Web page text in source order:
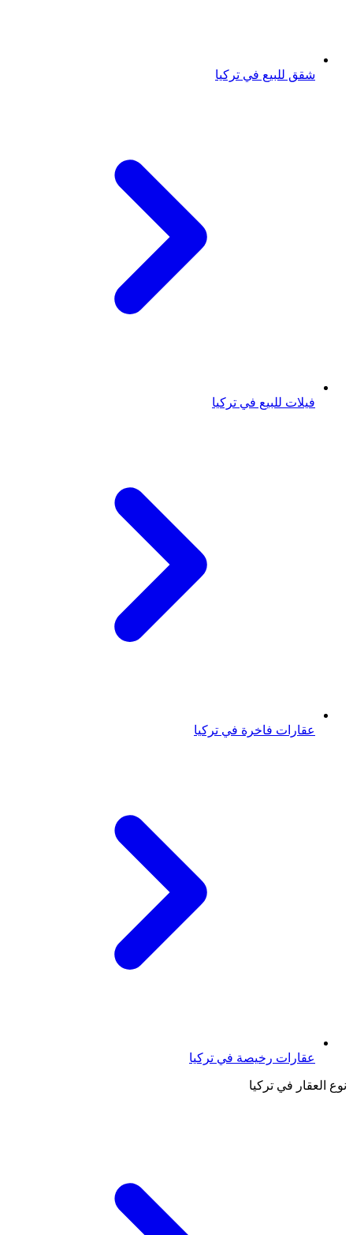
شقق للبيع في تركيا
فيلات للبيع في تركيا
عقارات فاخرة في تركيا
عقارات رخيصة في تركيا
نوع العقار في تركيا